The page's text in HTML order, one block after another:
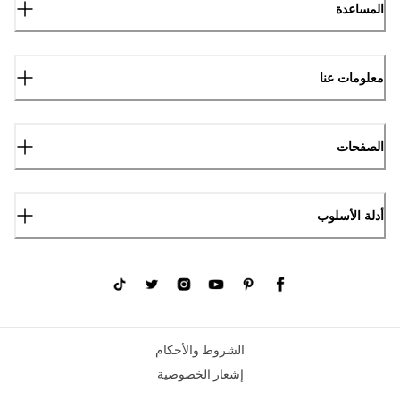
المساعدة
معلومات عنا
الصفحات
أدلة الأسلوب
الشروط والأحكام
إشعار الخصوصية